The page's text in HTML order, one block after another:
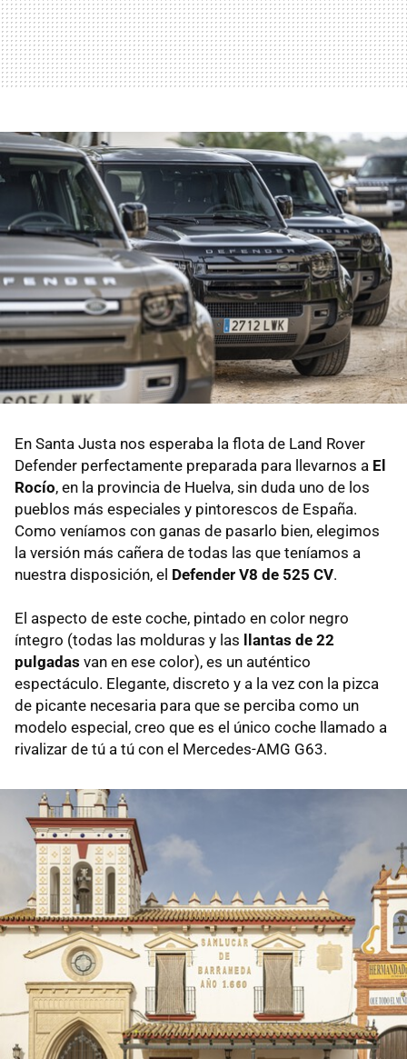
En Santa Justa nos esperaba la flota de Land Rover
Defender perfectamente preparada para llevarnos a El
Rocío, en la provincia de Huelva, sin duda uno de los
pueblos más especiales y pintorescos de España.
Como veníamos con ganas de pasarlo bien, elegimos
la versión más cañera de todas las que teníamos a
nuestra disposición, el Defender V8 de 525 CV.
El aspecto de este coche, pintado en color negro
íntegro (todas las molduras y las llantas de 22
pulgadas van en ese color), es un auténtico
espectáculo. Elegante, discreto y a la vez con la pizca
de picante necesaria para que se perciba como un
modelo especial, creo que es el único coche llamado a
rivalizar de tú a tú con el Mercedes-AMG G63.